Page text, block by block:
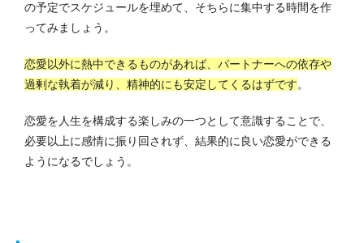
の予定でスケジュールを埋めて、そちらに集中する時間を作
ってみましょう。
恋愛以外に熱中できるものがあれば、パートナーへの依存や
過剰な執着が減り、精神的にも安定してくるはずです。
恋愛を人生を構成する楽しみの一つとして意識することで、
必要以上に感情に振り回されず、結果的に良い恋愛ができる
ようになるでしょう。